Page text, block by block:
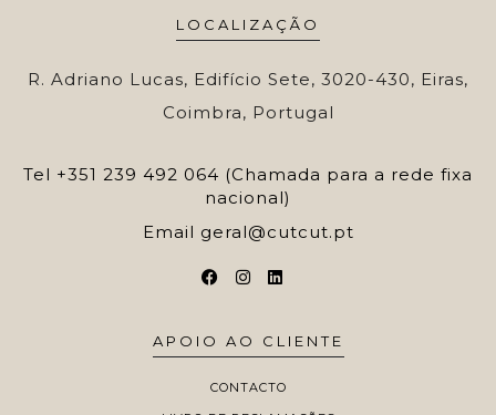
LOCALIZAÇÃO
R. Adriano Lucas, Edifício Sete, 3020-430, Eiras,
Coimbra, Portugal
Tel +351 239 492 064 (Chamada para a rede fixa
nacional)
Email geral@cutcut.pt
APOIO AO CLIENTE
CONTACTO